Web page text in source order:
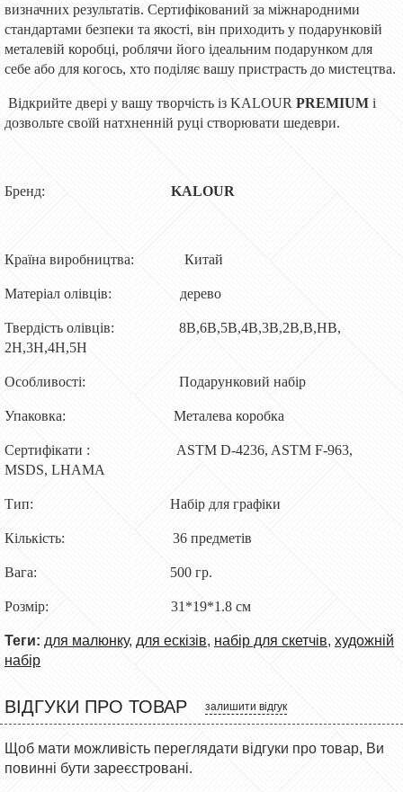
визначних результатів. Сертифікований за міжнародними
стандартами безпеки та якості, він приходить у подарунковій
металевій коробці, роблячи його ідеальним подарунком для
себе або для когось, хто поділяє вашу пристрасть до мистецтва.
Відкрийте двері у вашу творчість із KALOUR PREMIUM і
дозвольте своїй натхненній руці створювати шедеври.
Бренд: KALOUR
Країна виробництва: Китай
Матеріал олівців: дерево
Твердість олівців: 8B,6B,5B,4B,3B,2B,B,HB,
2H,3H,4H,5H
Особливості: Подарунковий набір
Упаковка: Металева коробка
Сертифікати : ASTM D-4236, ASTM F-963,
MSDS, LHAMA
Тип: Набір для графіки
Кількість: 36 предметів
Вага: 500 гр.
Розмір: 31*19*1.8 см
Теги: для малюнку, для ескізів, набір для скетчів, художній
набір
ВІДГУКИ ПРО ТОВАР залишити відгук
Щоб мати можливість переглядати відгуки про товар, Ви
повинні бути зареєстровані.